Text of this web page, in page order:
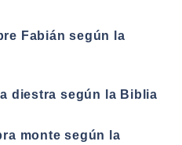
Fabián según la
diestra según la Biblia
monte según la